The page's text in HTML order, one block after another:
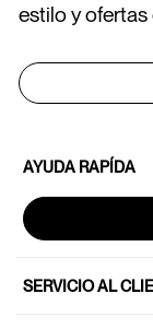
estilo y
AYUDA RAPÍDA
SERVICIO AL